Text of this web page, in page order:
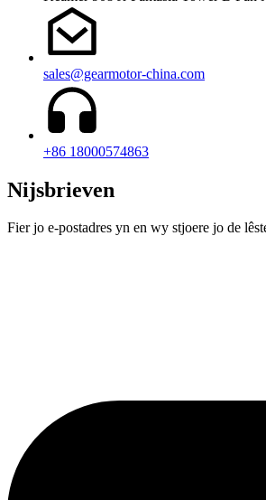
sales@gearmotor-china.com
+86 18000574863
Nijsbrieven
Fier jo e-postadres yn en wy stjoere jo de